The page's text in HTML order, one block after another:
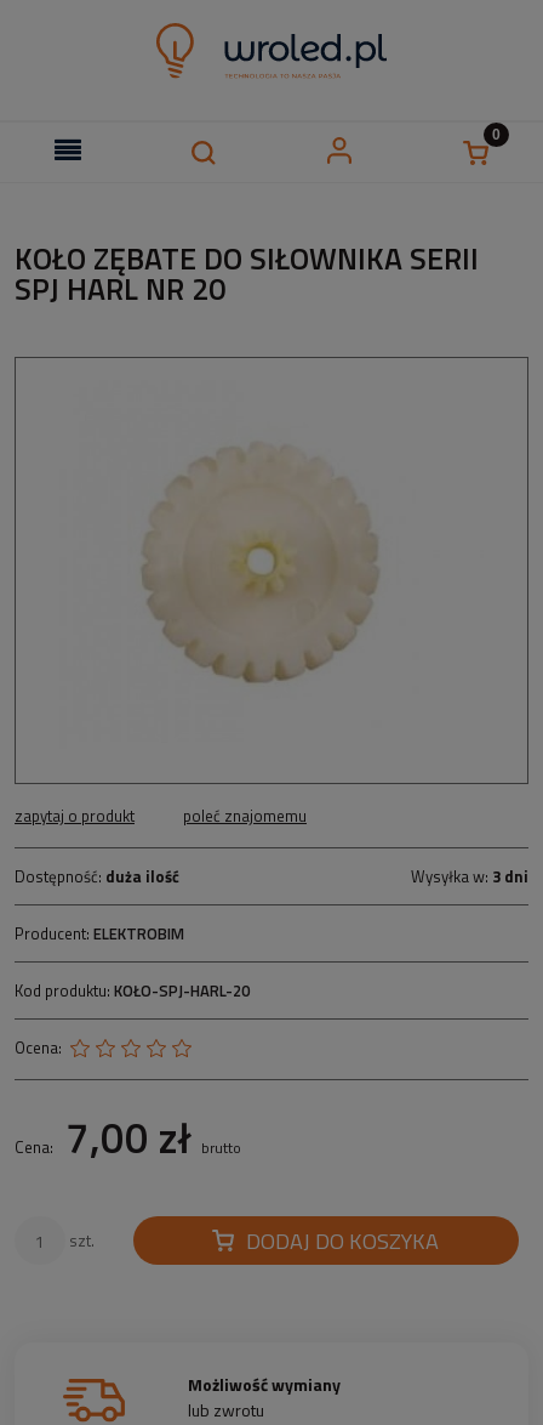
KOŁO ZĘBATE DO SIŁOWNIKA SERII
SPJ HARL NR 20
zapytaj o produkt poleć znajomemu
Dostępność: duża ilość Wysyłka w: 3 dni
Producent: ELEKTROBIM
Kod produktu: KOŁO-SPJ-HARL-20
Ocena:
Cena: 7,00 zł brutto
szt. DODAJ DO KOSZYKA
Możliwość wymiany
lub zwrotu